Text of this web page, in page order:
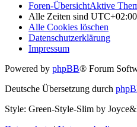
Foren-ÜbersichtAktive
Alle Zeiten sind UTC+02:00
Alle Cookies löschen
Datenschutzerklärung
Impressum
Powered by phpBB® Forum
Deutsche Übersetzung durch
Style: Green-Style-Slim by